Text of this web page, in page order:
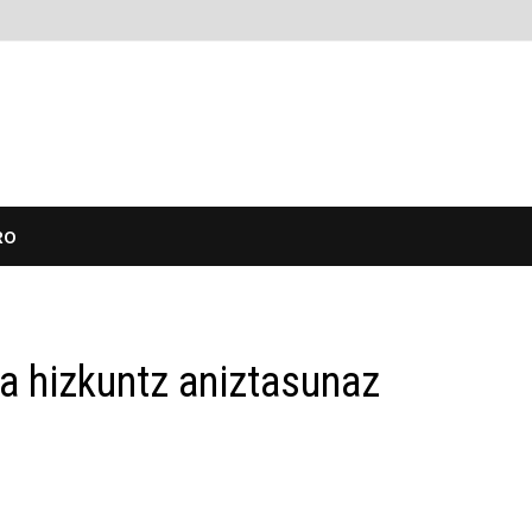
hizkuntz aniztasunaz